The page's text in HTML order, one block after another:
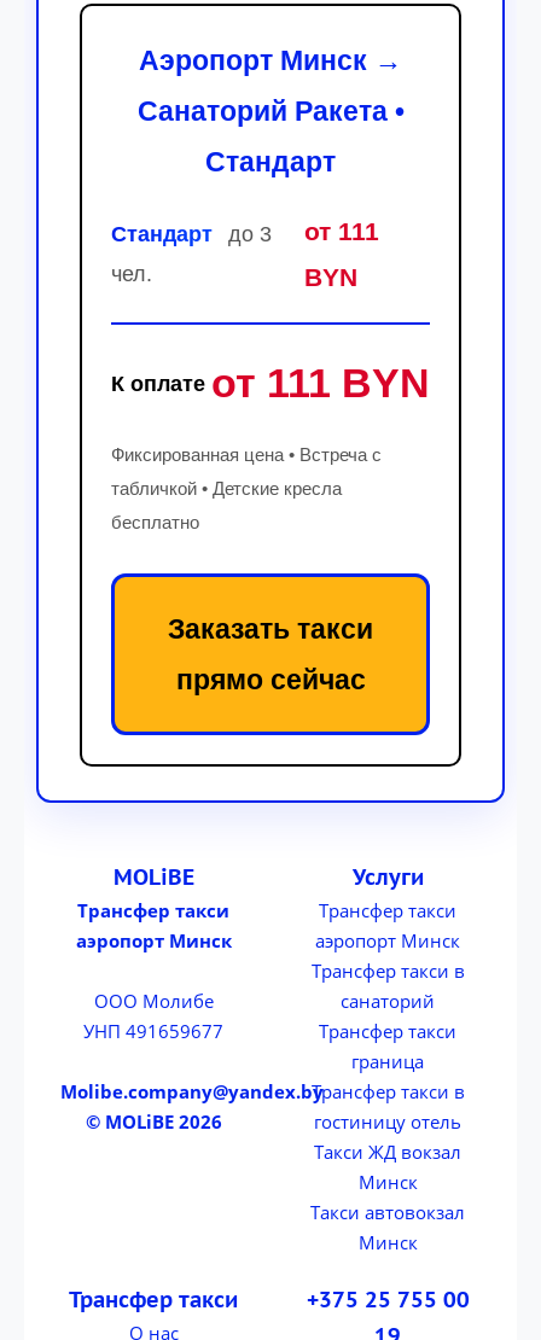
Аэропорт Минск →
Санаторий Ракета •
Стандарт
Стандарт
до 3
чел.
от 111
BYN
К оплате от 111 BYN
Фиксированная цена • Встреча с
табличкой • Детские кресла
бесплатно
Заказать такси
прямо сейчас
MOLiBE
Трансфер такси
аэропорт Минск
ООО Молибе
УНП 491659677
Molibe.company@yandex.by
© MOLiBE 2026
Услуги
Трансфер такси
аэропорт Минск
Трансфер такси в
санаторий
Трансфер такси
граница
Трансфер такси в
гостиницу отель
Такси ЖД вокзал
Минск
Такси автовокзал
Минск
Трансфер такси
О нас
+375 25 755 00